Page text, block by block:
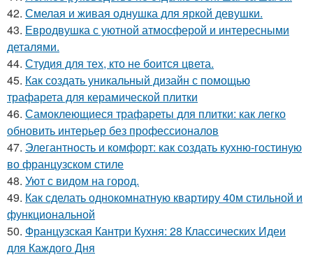
42. Смелая и живая однушка для яркой девушки.
43. Евродвушка с уютной атмосферой и интересными
деталями.
44. Студия для тех, кто не боится цвета.
45. Как создать уникальный дизайн с помощью
трафарета для керамической плитки
46. Самоклеющиеся трафареты для плитки: как легко
обновить интерьер без профессионалов
47. Элегантность и комфорт: как создать кухню-гостиную
во французском стиле
48. Уют с видом на город.
49. Как сделать однокомнатную квартиру 40м стильной и
функциональной
50. Французская Кантри Кухня: 28 Классических Идеи
для Каждого Дня